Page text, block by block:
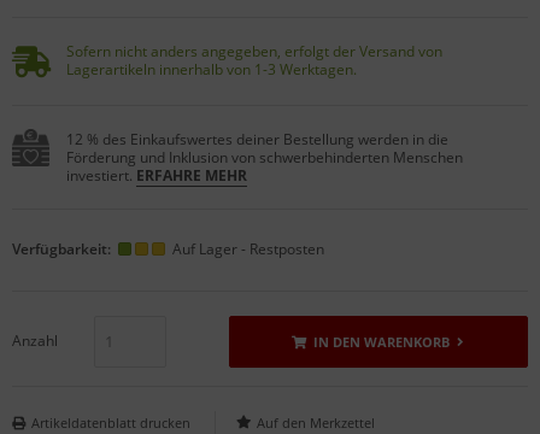
Sofern nicht anders angegeben, erfolgt der Versand von
Lagerartikeln innerhalb von 1-3 Werktagen.
12 % des Einkaufswertes deiner Bestellung werden in die
Förderung und Inklusion von schwerbehinderten Menschen
investiert. ERFAHRE MEHR
Verfügbarkeit: Auf Lager - Restposten
Anzahl IN DEN WARENKORB
Artikeldatenblatt drucken